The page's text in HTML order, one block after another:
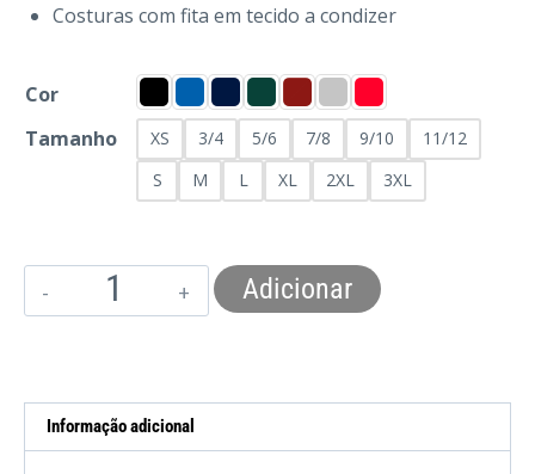
Costuras com fita em tecido a condizer
Cor
Tamanho
XS 3/4 5/6 7/8 9/10
11/12
S
M L XL 2XL 3XL
Adicionar
Informação adicional